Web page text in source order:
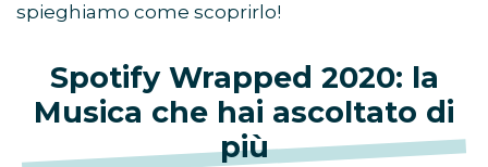
spieghiamo come scoprirlo!
Spotify Wrapped 2020: la
Musica che hai ascoltato di
più